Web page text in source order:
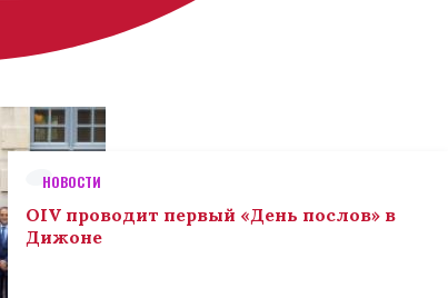
НОВОСТИ
OIV проводит первый «День послов» в
Дижоне